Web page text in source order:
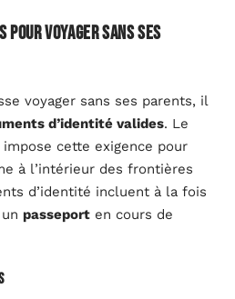
pour voyager sans ses
voyager sans ses parents, il
d’identité valides. Le
impose cette exigence pour
à l’intérieur des frontières
d’identité incluent à la fois
passeport en cours de